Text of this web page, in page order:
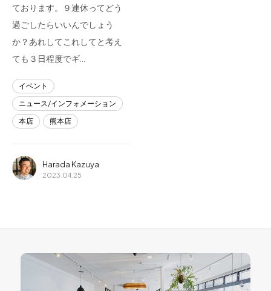
フラッグシップストア
熊本店
Arv
ております。９連休ってどう
過ごしたらいいんでしょう
か？あれしてこれしてと考え
ても３日程度でギ…
イベント
ニュース/インフォメーション
本店
熊本店
Harada Kazuya
2023.04.25